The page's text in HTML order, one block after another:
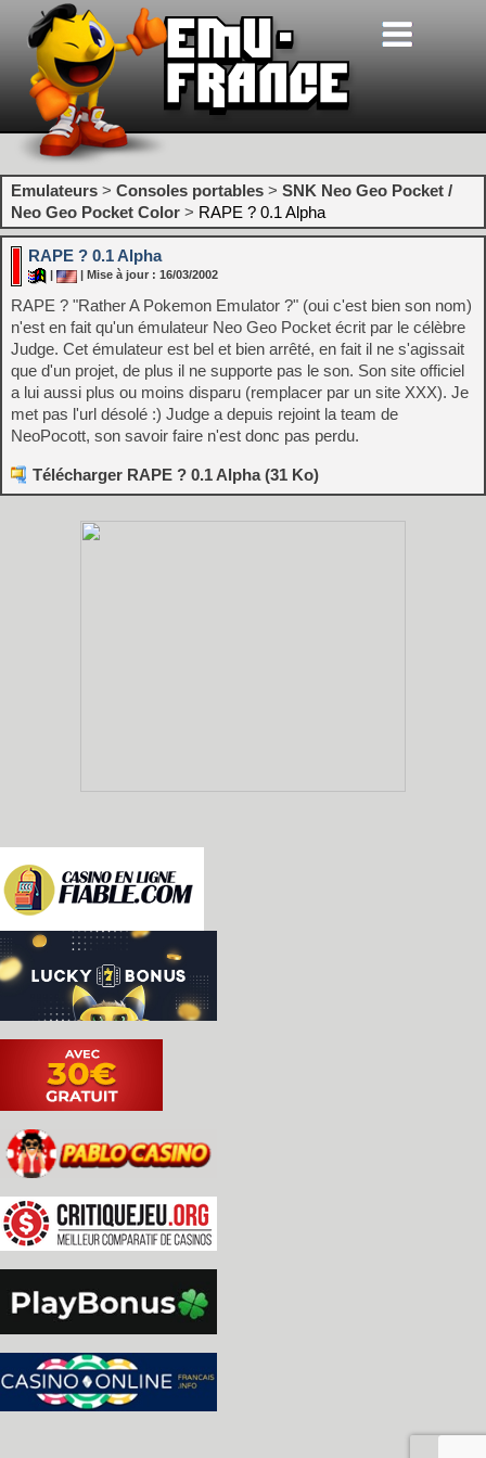
Emulateurs > Consoles portables > SNK Neo Geo Pocket /
Neo Geo Pocket Color > RAPE ? 0.1 Alpha
RAPE ? 0.1 Alpha
| Mise à jour : 16/03/2002
RAPE ? "Rather A Pokemon Emulator ?" (oui c'est bien son nom)
n'est en fait qu'un émulateur Neo Geo Pocket écrit par le célèbre
Judge. Cet émulateur est bel et bien arrêté, en fait il ne s'agissait
que d'un projet, de plus il ne supporte pas le son. Son site officiel
a lui aussi plus ou moins disparu (remplacer par un site XXX). Je
met pas l'url désolé :) Judge a depuis rejoint la team de
NeoPocott, son savoir faire n'est donc pas perdu.
Télécharger RAPE ? 0.1 Alpha (31 Ko)